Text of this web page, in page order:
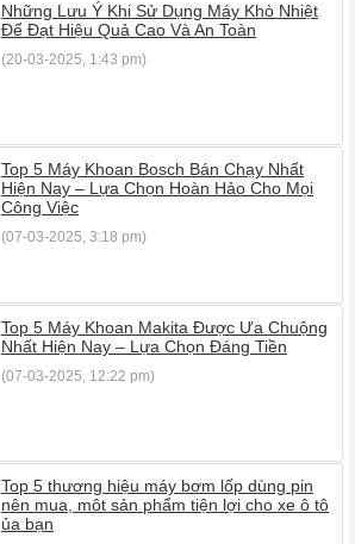
Những Lưu Ý Khi Sử Dụng Máy Khò Nhiệt
Để Đạt Hiệu Quả Cao Và An Toàn
(20-03-2025, 1:43 pm)
Top 5 Máy Khoan Bosch Bán Chạy Nhất
Hiện Nay – Lựa Chọn Hoàn Hảo Cho Mọi
Công Việc
(07-03-2025, 3:18 pm)
Top 5 Máy Khoan Makita Được Ưa Chuộng
Nhất Hiện Nay – Lựa Chọn Đáng Tiền
(07-03-2025, 12:22 pm)
Top 5 thương hiệu máy bơm lốp dùng pin
nên mua, môt sản phẩm tiện lợi cho xe ô tô
ủa bạn